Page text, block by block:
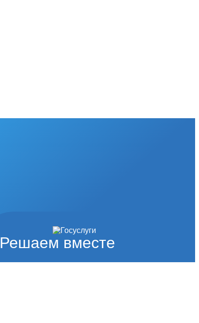
Решаем вместе